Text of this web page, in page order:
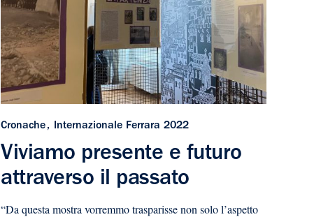
Cronache Internazionale Ferrara 2022
Viviamo presente e futuro
attraverso il passato
“Da questa mostra vorremmo trasparisse non solo l’aspetto